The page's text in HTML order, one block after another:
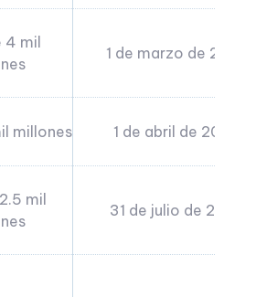
4 mil
1 de marzo de 2025
millones 1 de abril de 2025
mil
31 de julio de 2025